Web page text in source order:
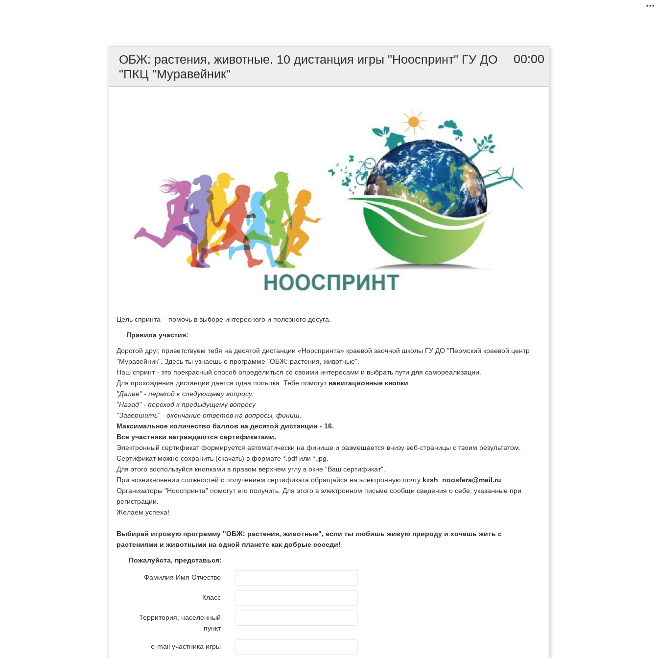
00:00
ОБЖ: растения, животные. 10 дистанция игры "Нооспринт" ГУ ДО
"ПКЦ "Муравейник"
Цель спринта – помочь в выборе интересного и полезного досуга.
Правила участия:
Дорогой друг, приветствуем тебя на десятой дистанции «Нооспринта» краевой заочной школы ГУ ДО "Пермский краевой центр
"Муравейник". Здесь ты узнаешь о программе "ОБЖ: растения, животные".
Наш спринт - это прекрасный способ определиться со своими интересами и выбрать пути для самореализации.
Для прохождения дистанции дается одна попытка. Тебе помогут навигационные кнопки:
"Далее" - переход к следующему вопросу;
"Назад" - переход к предыдущему вопросу
"Завершить" - окончание ответов на вопросы, финиш.
Максимальное количество баллов на десятой дистанции - 16.
Все участники награждаются сертификатами.
Электронный сертификат формируется автоматически на финише и размещается внизу веб-страницы с твоим результатом.
Сертификат можно сохранить (скачать) в формате *.pdf или *.jpg.
Для этого воспользуйся кнопками в правом верхнем углу в окне "Ваш сертификат".
При возникновении сложностей с получением сертификата обращайся на электронную почту kzsh_noosfera@mail.ru
Организаторы "Нооспринта" помогут его получить. Для этого в электронном письме сообщи сведения о себе, указанные при
регистрации.
Желаем успеха!
Выбирай игровую программу "ОБЖ: растения, животные", если ты любишь живую природу и хочешь жить с
растениями и животными на одной планете как добрые соседи!
Пожалуйста, представься:
Фамилия Имя Отчество
Класс
Территория, населенный
пункт
e-mail участника игры